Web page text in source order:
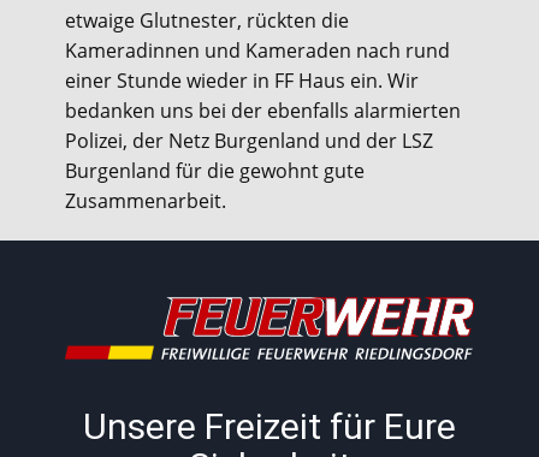
etwaige Glutnester, rückten die
Kameradinnen und Kameraden nach rund
einer Stunde wieder in FF Haus ein. Wir
bedanken uns bei der ebenfalls alarmierten
Polizei, der Netz Burgenland und der LSZ
Burgenland für die gewohnt gute
Zusammenarbeit.
Unsere Freizeit für Eure